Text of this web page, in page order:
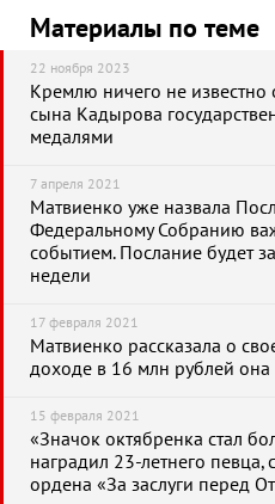
Материалы по теме
22 ноября 2023
Кремлю ничего не известно
сына Кадырова
медалями
7 апреля 2021
Матвиенко уже назвала
Федеральному Собранию
событием. Послание будет
недели
17 февраля 2021
Матвиенко рассказала о
доходе в 16 млн рублей она
15 февраля 2021
«Значок октябренка стал
наградил 23-летнего
ордена «За заслуги перед